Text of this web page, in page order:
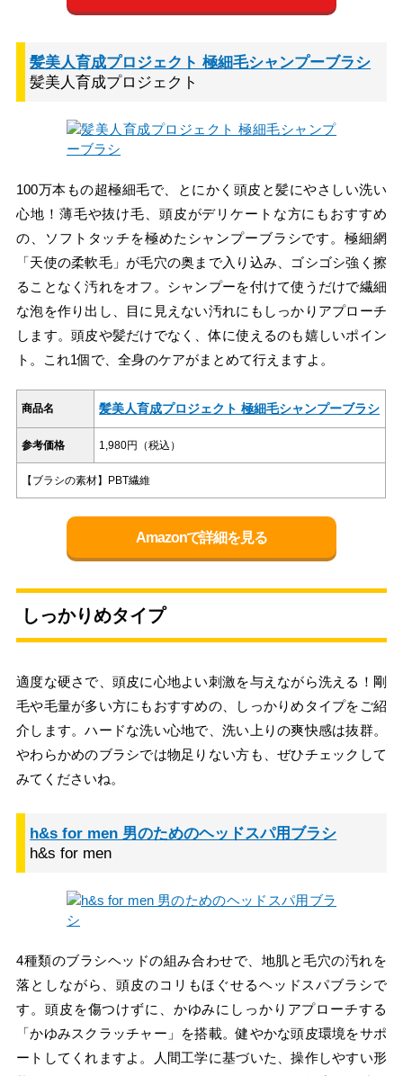
髪美人育成プロジェクト 極細毛シャンプーブラシ
髪美人育成プロジェクト
100万本もの超極細毛で、とにかく頭皮と髪にやさしい洗い
心地！薄毛や抜け毛、頭皮がデリケートな方にもおすすめ
の、ソフトタッチを極めたシャンプーブラシです。極細網
「天使の柔軟毛」が毛穴の奥まで入り込み、ゴシゴシ強く擦
ることなく汚れをオフ。シャンプーを付けて使うだけで繊細
な泡を作り出し、目に見えない汚れにもしっかりアプローチ
します。頭皮や髪だけでなく、体に使えるのも嬉しいポイン
ト。これ1個で、全身のケアがまとめて行えますよ。
商品名 髪美人育成プロジェクト 極細毛シャンプーブラシ
参考価格 1,980円（税込）
【ブラシの素材】PBT繊維
Amazonで詳細を見る
しっかりめタイプ
適度な硬さで、頭皮に心地よい刺激を与えながら洗える！剛
毛や毛量が多い方にもおすすめの、しっかりめタイプをご紹
介します。ハードな洗い心地で、洗い上りの爽快感は抜群。
やわらかめのブラシでは物足りない方も、ぜひチェックして
みてくださいね。
h&s for men 男のためのヘッドスパ用ブラシ
h&s for men
4種類のブラシヘッドの組み合わせで、地肌と毛穴の汚れを
落としながら、頭皮のコリもほぐせるヘッドスパブラシで
す。頭皮を傷つけずに、かゆみにしっかりアプローチする
「かゆみスクラッチャー」を搭載。健やかな頭皮環境をサポ
ートしてくれますよ。人間工学に基づいた、操作しやすい形